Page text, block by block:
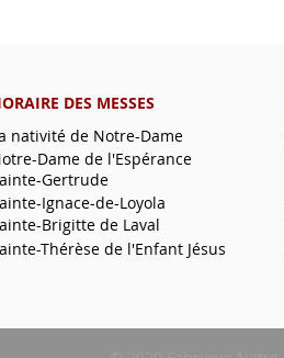
DES MESSES
nativité de Notre-Dame
Gertrude
Dame de l'Espérance
Ignace-de-Loyola
Brigitte de Laval
Thérèse de l'Enfant Jésus